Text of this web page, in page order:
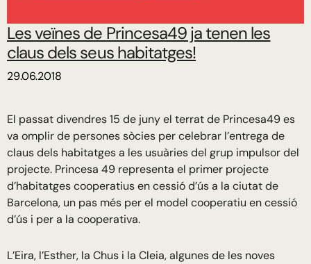
Les veïnes de Princesa49 ja tenen les
claus dels seus habitatges!
29.06.2018
El passat divendres 15 de juny el terrat de Princesa49 es
va omplir de persones sòcies per celebrar l’entrega de
claus dels habitatges a les usuàries del grup impulsor del
projecte. Princesa 49 representa el primer projecte
d’habitatges cooperatius en cessió d’ús a la ciutat de
Barcelona, un pas més per el model cooperatiu en cessió
d’ús i per a la cooperativa.
L’Eira, l’Esther, la Chus i la Cleia, algunes de les noves